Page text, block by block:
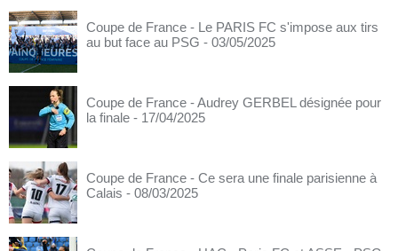
Coupe de France - Le PARIS FC s'impose aux tirs
au but face au PSG - 03/05/2025
Coupe de France - Audrey GERBEL désignée pour
la finale - 17/04/2025
Coupe de France - Ce sera une finale parisienne à
Calais - 08/03/2025